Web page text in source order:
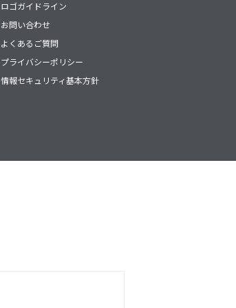
ロゴガイドライン
お問い合わせ
よくあるご質問
プライバシーポリシー
情報セキュリティ基本方針